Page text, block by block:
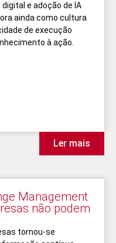
e adoção de IA
ainda como cultura
de execução
à ação.
Ler mais
Management
não podem
tornou-se